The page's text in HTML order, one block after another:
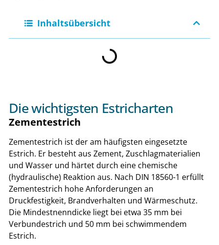
Inhaltsübersicht
Die wichtigsten Estricharten ​​
Zementestrich
Zementestrich ist der am häufigsten eingesetzte
Estrich. Er besteht aus Zement, Zuschlagmaterialien
und Wasser und härtet durch eine chemische
(hydraulische) Reaktion aus. Nach DIN 18560-1 erfüllt
Zementestrich hohe Anforderungen an
Druckfestigkeit, Brandverhalten und Wärmeschutz.
Die Mindestnenndicke liegt bei etwa 35 mm bei
Verbundestrich und 50 mm bei schwimmendem
Estrich.